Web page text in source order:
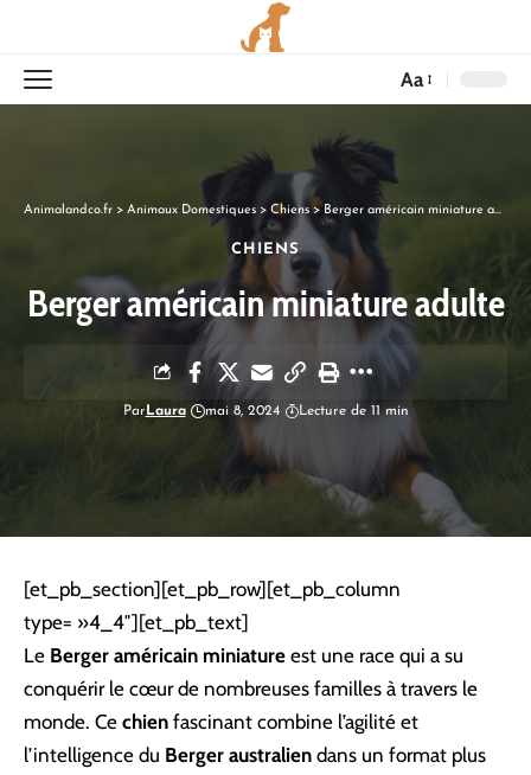
Aa
Animalandco.fr > Animaux Domestiques > Chiens> Berger américain miniature adulte
CHIENS
Berger américain miniature adulte
Par Laura mai 8, 2024 Lecture de 11 min
[et_pb_section][et_pb_row][et_pb_column
type= »4_4″][et_pb_text]
Le Berger américain miniature est une race qui a su
conquérir le cœur de nombreuses familles à travers le
monde. Ce chien fascinant combine l’agilité et
l’intelligence du Berger australien dans un format plus